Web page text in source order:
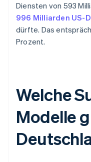
Diensten von 593
996 Milliarden US-
dürfte. Das
Prozent.
Welche
Modelle